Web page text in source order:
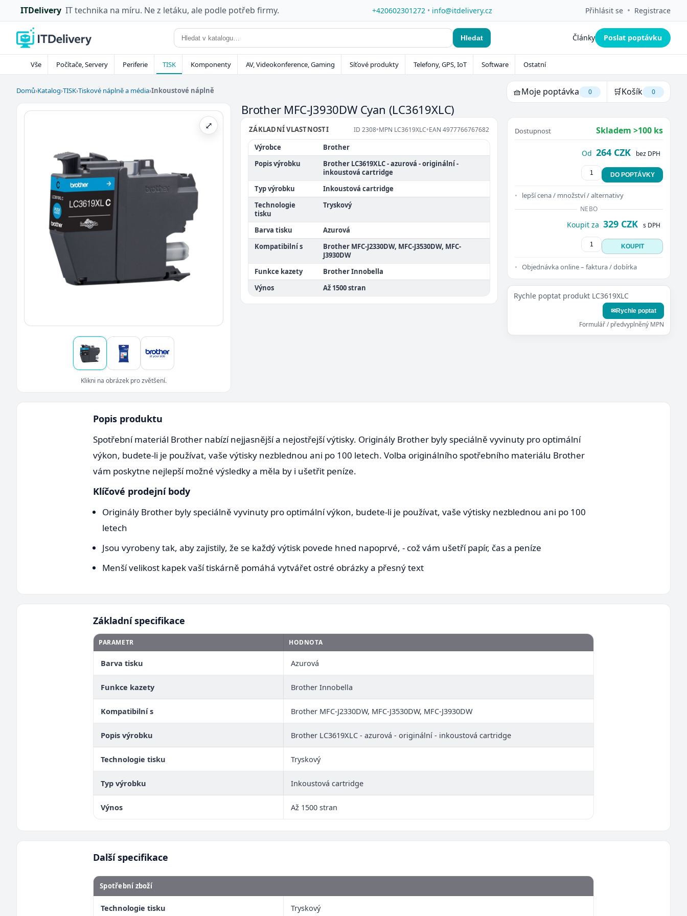
ITDelivery IT technika na míru. Ne z letáku, ale podle potřeb firmy. +420602301272 • info@itdelivery.cz Přihlásit se • Registrace
Hledat Články Poslat poptávku
Vše Počítače, Servery Periferie TISK Komponenty AV, Videokonference, Gaming Síťové produkty Telefony, GPS, IoT Software Ostatní
Domů›Katalog›TISK›Tiskové náplně a média›Inkoustové náplně 🧺Moje poptávka 0 🛒Košík 0
⤢
Klikni na obrázek pro zvětšení.
Brother MFC-J3930DW Cyan (LC3619XLC)
ZÁKLADNÍ VLASTNOSTI ID 2308•MPN LC3619XLC•EAN 4977766767682
Výrobce
Brother
Popis výrobku
Brother LC3619XLC - azurová - originální -
inkoustová cartridge
Typ výrobku
Inkoustová cartridge
Technologie
tisku
Tryskový
Barva tisku
Azurová
Kompatibilní s
Brother MFC-J2330DW, MFC-J3530DW, MFC-
J3930DW
Funkce kazety
Brother Innobella
Výnos
Až 1500 stran
Dostupnost Skladem >100 ks
Od 264 CZK bez DPH
DO POPTÁVKY
lepší cena / množství / alternativy
NEBO
Koupit za 329 CZK s DPH
KOUPIT
Objednávka online – faktura / dobírka
Rychle poptat produkt LC3619XLC
✉Rychle poptat
Formulář / předvyplněný MPN
Popis produktu
Spotřební materiál Brother nabízí nejjasnější a nejostřejší výtisky. Originály Brother byly speciálně vyvinuty pro optimální
výkon, budete-li je používat, vaše výtisky nezblednou ani po 100 letech. Volba originálního spotřebního materiálu Brother
vám poskytne nejlepší možné výsledky a měla by i ušetřit peníze.
Klíčové prodejní body
Originály Brother byly speciálně vyvinuty pro optimální výkon, budete-li je používat, vaše výtisky nezblednou ani po 100
letech
Jsou vyrobeny tak, aby zajistily, že se každý výtisk povede hned napoprvé, - což vám ušetří papír, čas a peníze
Menší velikost kapek vaší tiskárně pomáhá vytvářet ostré obrázky a přesný text
Základní specifikace
PARAMETR HODNOTA
Barva tisku Azurová
Funkce kazety Brother Innobella
Kompatibilní s Brother MFC-J2330DW, MFC-J3530DW, MFC-J3930DW
Popis výrobku Brother LC3619XLC - azurová - originální - inkoustová cartridge
Technologie tisku Tryskový
Typ výrobku Inkoustová cartridge
Výnos Až 1500 stran
Další specifikace
Spotřební zboží
Technologie tisku Tryskový